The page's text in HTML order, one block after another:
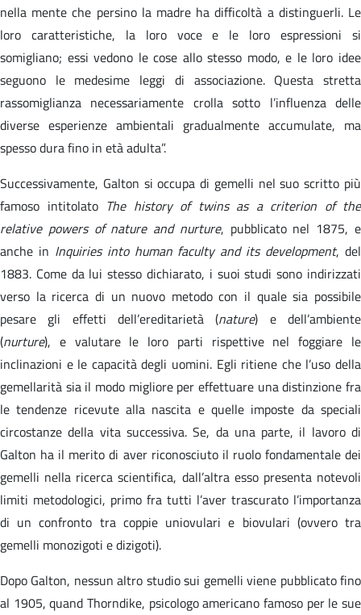
nella mente che persino la madre ha difficoltà a distinguerli. Le
loro caratteristiche, la loro voce e le loro espressioni si
somigliano; essi vedono le cose allo stesso modo, e le loro idee
seguono le medesime leggi di associazione. Questa stretta
rassomiglianza necessariamente crolla sotto l’influenza delle
diverse esperienze ambientali gradualmente accumulate, ma
spesso dura fino in età adulta”.
Successivamente, Galton si occupa di gemelli nel suo scritto più
famoso intitolato The history of twins as a criterion of the
relative powers of nature and nurture, pubblicato nel 1875, e
anche in Inquiries into human faculty and its development, del
1883. Come da lui stesso dichiarato, i suoi studi sono indirizzati
verso la ricerca di un nuovo metodo con il quale sia possibile
pesare gli effetti dell’ereditarietà (nature) e dell’ambiente
(nurture), e valutare le loro parti rispettive nel foggiare le
inclinazioni e le capacità degli uomini. Egli ritiene che l’uso della
gemellarità sia il modo migliore per effettuare una distinzione fra
le tendenze ricevute alla nascita e quelle imposte da speciali
circostanze della vita successiva. Se, da una parte, il lavoro di
Galton ha il merito di aver riconosciuto il ruolo fondamentale dei
gemelli nella ricerca scientifica, dall’altra esso presenta notevoli
limiti metodologici, primo fra tutti l’aver trascurato l’importanza
di un confronto tra coppie uniovulari e biovulari (ovvero tra
gemelli monozigoti e dizigoti).
Dopo Galton, nessun altro studio sui gemelli viene pubblicato fino
al 1905, quand Thorndike, psicologo americano famoso per le sue